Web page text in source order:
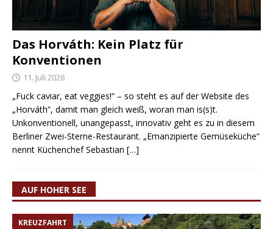
Das Horváth: Kein Platz für
Konventionen
11. Juli 2026
„Fuck caviar, eat veggies!“ – so steht es auf der Website des
„Horváth“, damit man gleich weiß, woran man is(s)t.
Unkonventionell, unangepasst, innovativ geht es zu in diesem
Berliner Zwei-Sterne-Restaurant. „Emanzipierte Gemüseküche“
nennt Küchenchef Sebastian […]
AUF HOHER SEE
KREUZFAHRT